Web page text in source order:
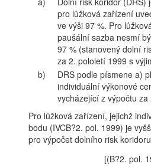
pro lůžková zařízení
ve výši 97 %. Pro
paušální sazba nesmí
97 % (stanovený dolní
za 2. pololetí 1999 s
b)
DRS podle písmene a)
individuální výkonové
vycházející z výpočtu
Pro lůžková zařízení, jejichž
bodu (IVCB?2. pol. 1999) je
pro výpočet dolního risk
[(B?2. pol.